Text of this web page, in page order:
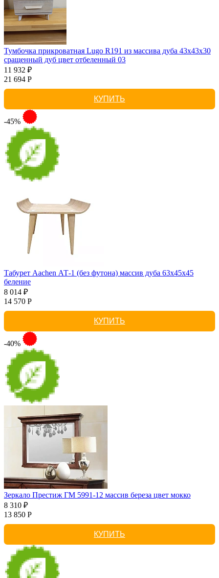
Тумбочка прикроватная Lugo R191 из массива дуба 43х43х30
сращенный дуб цвет отбеленный 03
11 932 ₽
21 694 Р
КУПИТЬ
-45%
Табурет Aachen АТ-1 (без футона) массив дуба 63х45х45
беление
8 014 ₽
14 570 Р
КУПИТЬ
-40%
Зеркало Престиж ГМ 5991-12 массив береза цвет мокко
8 310 ₽
13 850 Р
КУПИТЬ